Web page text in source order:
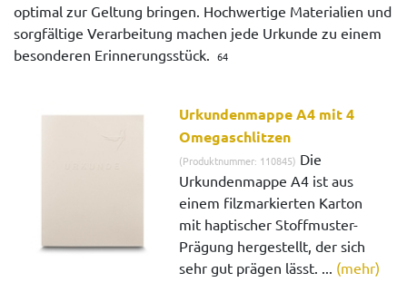
optimal zur Geltung bringen. Hochwertige Materialien und
sorgfältige Verarbeitung machen jede Urkunde zu einem
besonderen Erinnerungsstück. 64
Urkundenmappe A4 mit 4
Omegaschlitzen
(Produktnummer: 110845) Die
Urkundenmappe A4 ist aus
einem filzmarkierten Karton
mit haptischer Stoffmuster-
Prägung hergestellt, der sich
sehr gut prägen lässt. ... (mehr)